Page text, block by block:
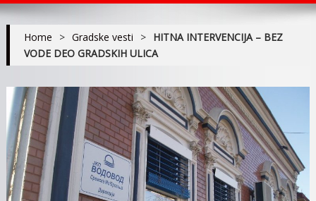
Home > Gradske vesti > HITNA INTERVENCIJA – BEZ
VODE DEO GRADSKIH ULICA